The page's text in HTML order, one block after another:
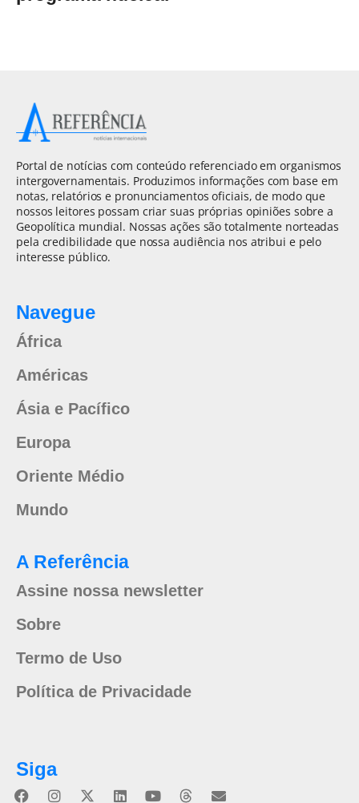
Portal de notícias com conteúdo referenciado em organismos
intergovernamentais. Produzimos informações com base em
notas, relatórios e pronunciamentos oficiais, de modo que
nossos leitores possam criar suas próprias opiniões sobre a
Geopolítica mundial. Nossas ações são totalmente norteadas
pela credibilidade que nossa audiência nos atribui e pelo
interesse público.
Navegue
África
Américas
Ásia e Pacífico
Europa
Oriente Médio
Mundo
A Referência
Assine nossa newsletter
Sobre
Termo de Uso
Política de Privacidade
Siga